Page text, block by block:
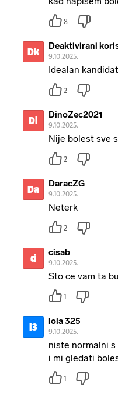
8
Dk Deaktivirani
9.10.2025.
Idealan
2
Di DinoZec2021
9.10.2025.
Nije bolest sve
2
Da DaracZG
9.10.2025.
Neterk
2
ci cisab
9.10.2025.
Sto ce vam ta
1
l3 lola 325
9.10.2025.
niste normalni
i mi gledati
1